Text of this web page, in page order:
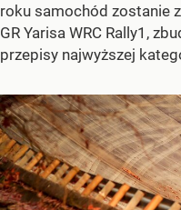
roku samochód zostanie
GR Yarisa WRC Rally1,
przepisy najwyższej